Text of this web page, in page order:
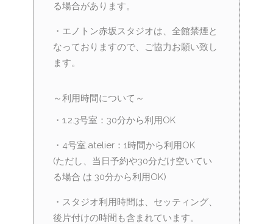
る場合があります。
・エノトン赤坂スタジオは、全館禁煙と
なっておりますので、ご協力お願い致し
ます。
～利用時間について～
・1.2.3号室：30分から利用OK
・4号室.atelier：1時間から利用OK
(ただし、当日予約や30分だけ空いてい
る場合 は 30分から利用OK)
・スタジオ利用時間は、セッティング、
後片付けの時間も含まれています。